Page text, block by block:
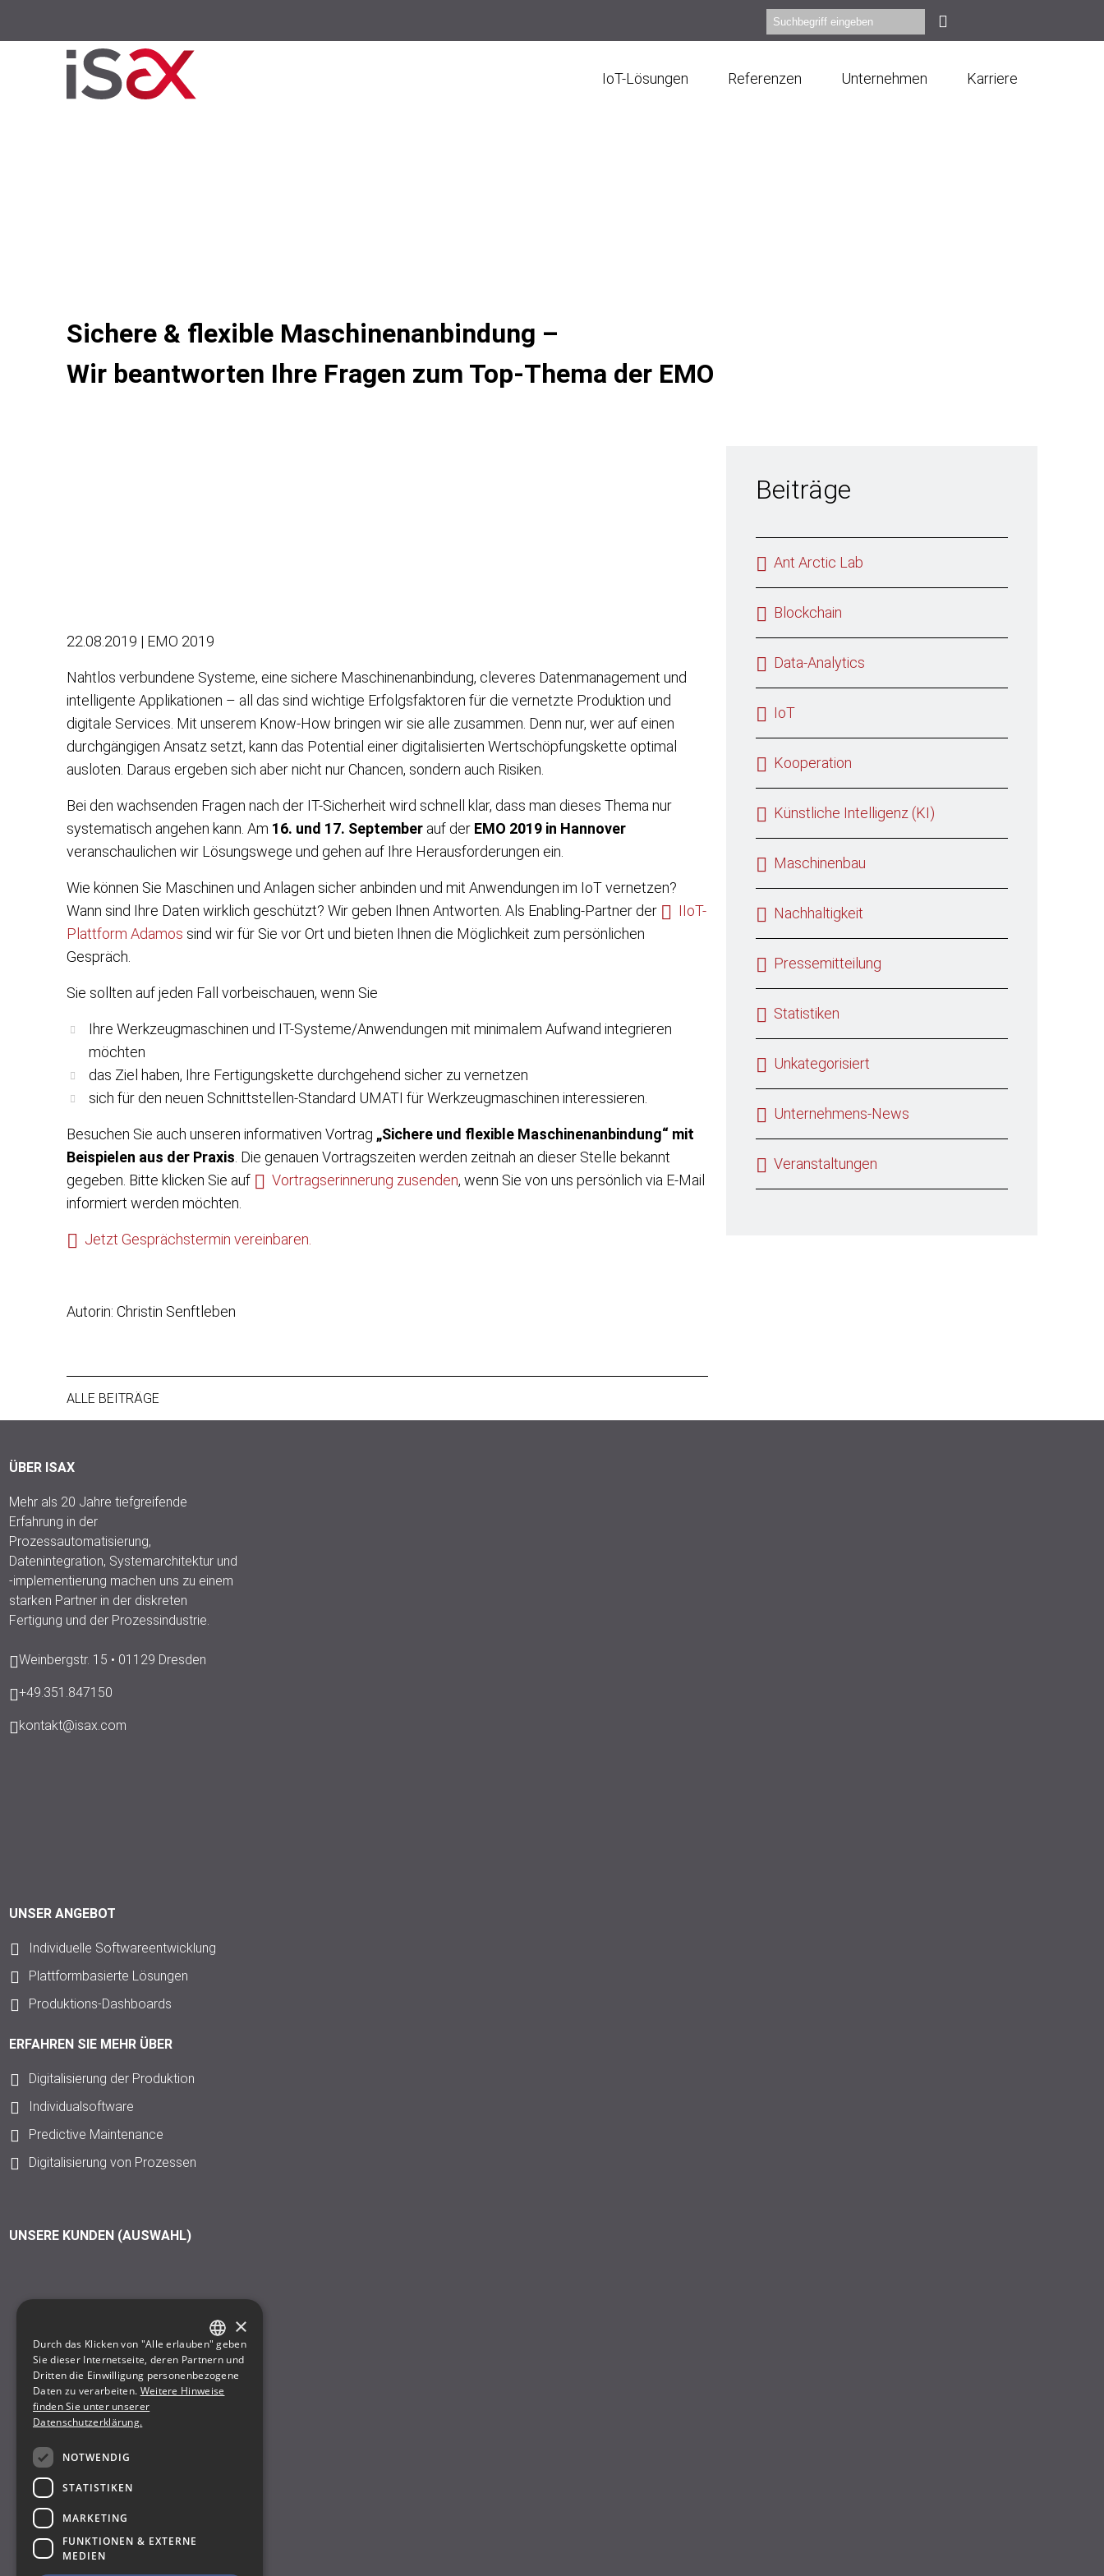
IoT-Lösungen Referenzen Unternehmen Karriere
Sichere & flexible Maschinenanbindung –
Wir beantworten Ihre Fragen zum Top-Thema der EMO
22.08.2019 | EMO 2019
Nahtlos verbundene Systeme, eine sichere Maschinenanbindung, cleveres Datenmanagement und
intelligente Applikationen – all das sind wichtige Erfolgsfaktoren für die vernetzte Produktion und
digitale Services. Mit unserem Know-How bringen wir sie alle zusammen. Denn nur, wer auf einen
durchgängigen Ansatz setzt, kann das Potential einer digitalisierten Wertschöpfungskette optimal
ausloten. Daraus ergeben sich aber nicht nur Chancen, sondern auch Risiken.
Bei den wachsenden Fragen nach der IT-Sicherheit wird schnell klar, dass man dieses Thema nur
systematisch angehen kann. Am 16. und 17. September auf der EMO 2019 in Hannover
veranschaulichen wir Lösungswege und gehen auf Ihre Herausforderungen ein.
Wie können Sie Maschinen und Anlagen sicher anbinden und mit Anwendungen im IoT vernetzen?
Wann sind Ihre Daten wirklich geschützt? Wir geben Ihnen Antworten. Als Enabling-Partner der
IIoT-
Plattform Adamos sind wir für Sie vor Ort und bieten Ihnen die Möglichkeit zum persönlichen
Gespräch.
Sie sollten auf jeden Fall vorbeischauen, wenn Sie
Ihre Werkzeugmaschinen und IT-Systeme/Anwendungen mit minimalem Aufwand integrieren
möchten
das Ziel haben, Ihre Fertigungskette durchgehend sicher zu vernetzen
sich für den neuen Schnittstellen-Standard UMATI für Werkzeugmaschinen interessieren.
Besuchen Sie auch unseren informativen Vortrag „Sichere und flexible Maschinenanbindung“ mit
Beispielen aus der Praxis . Die genauen Vortragszeiten werden zeitnah an dieser Stelle bekannt
gegeben. Bitte klicken Sie auf
Vortragserinnerung zusenden, wenn Sie von uns persönlich via E-Mail
informiert werden möchten.
Jetzt Gesprächstermin vereinbaren.
Autorin: Christin Senftleben
ALLE BEITRÄGE
Beiträge
Ant Arctic Lab
Blockchain
Data-Analytics
IoT
Kooperation
Künstliche Intelligenz (KI)
Maschinenbau
Nachhaltigkeit
Pressemitteilung
Statistiken
Unkategorisiert
Unternehmens-News
Veranstaltungen
ÜBER ISAX
Mehr als 20 Jahre tiefgreifende
Erfahrung in der
Prozessautomatisierung,
Datenintegration, Systemarchitektur und
-implementierung machen uns zu einem
starken Partner in der diskreten
Fertigung und der Prozessindustrie.
Weinbergstr. 15 • 01129 Dresden
+49.351.847150
kontakt@isax.com
UNSER ANGEBOT
Individuelle Softwareentwicklung
Plattformbasierte Lösungen
Produktions-Dashboards
ERFAHREN SIE MEHR ÜBER
Digitalisierung der Produktion
Individualsoftware
Predictive Maintenance
Digitalisierung von Prozessen
UNSERE KUNDEN (AUSWAHL)
GERMAN
ENGLISH
×
Durch das Klicken von "Alle erlauben" geben
Sie dieser Internetseite, deren Partnern und
Dritten die Einwilligung personenbezogene
Daten zu verarbeiten. Weitere Hinweise
finden Sie unter unserer
Datenschutzerklärung.
NOTWENDIG
STATISTIKEN
MARKETING
FUNKTIONEN & EXTERNE
MEDIEN